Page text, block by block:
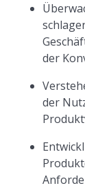
der
der